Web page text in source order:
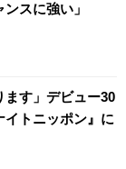
スに強い」
ます」デビュー30
イトニッポン』に